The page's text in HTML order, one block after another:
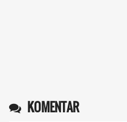
KOMENTAR